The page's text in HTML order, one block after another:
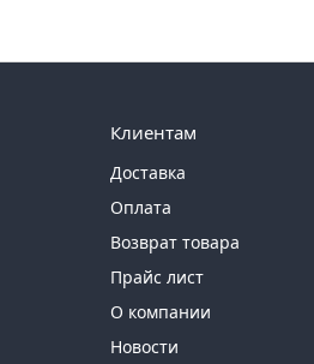
Клиентам
Доставка
Оплата
Возврат товара
Прайс лист
О компании
Новости